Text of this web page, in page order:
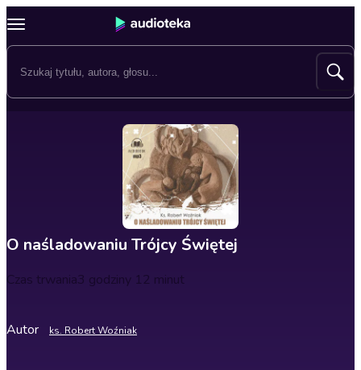
O naśladowaniu Trójcy Świętej
Czas trwania3 godziny 12 minut
Autor ks. Robert Woźniak